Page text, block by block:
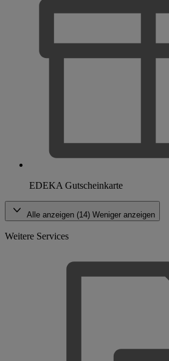
EDEKA Gutscheinkarte
Alle anzeigen (14) Weniger anzeigen
Weitere Services